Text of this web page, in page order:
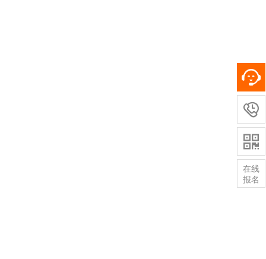


在线
报名